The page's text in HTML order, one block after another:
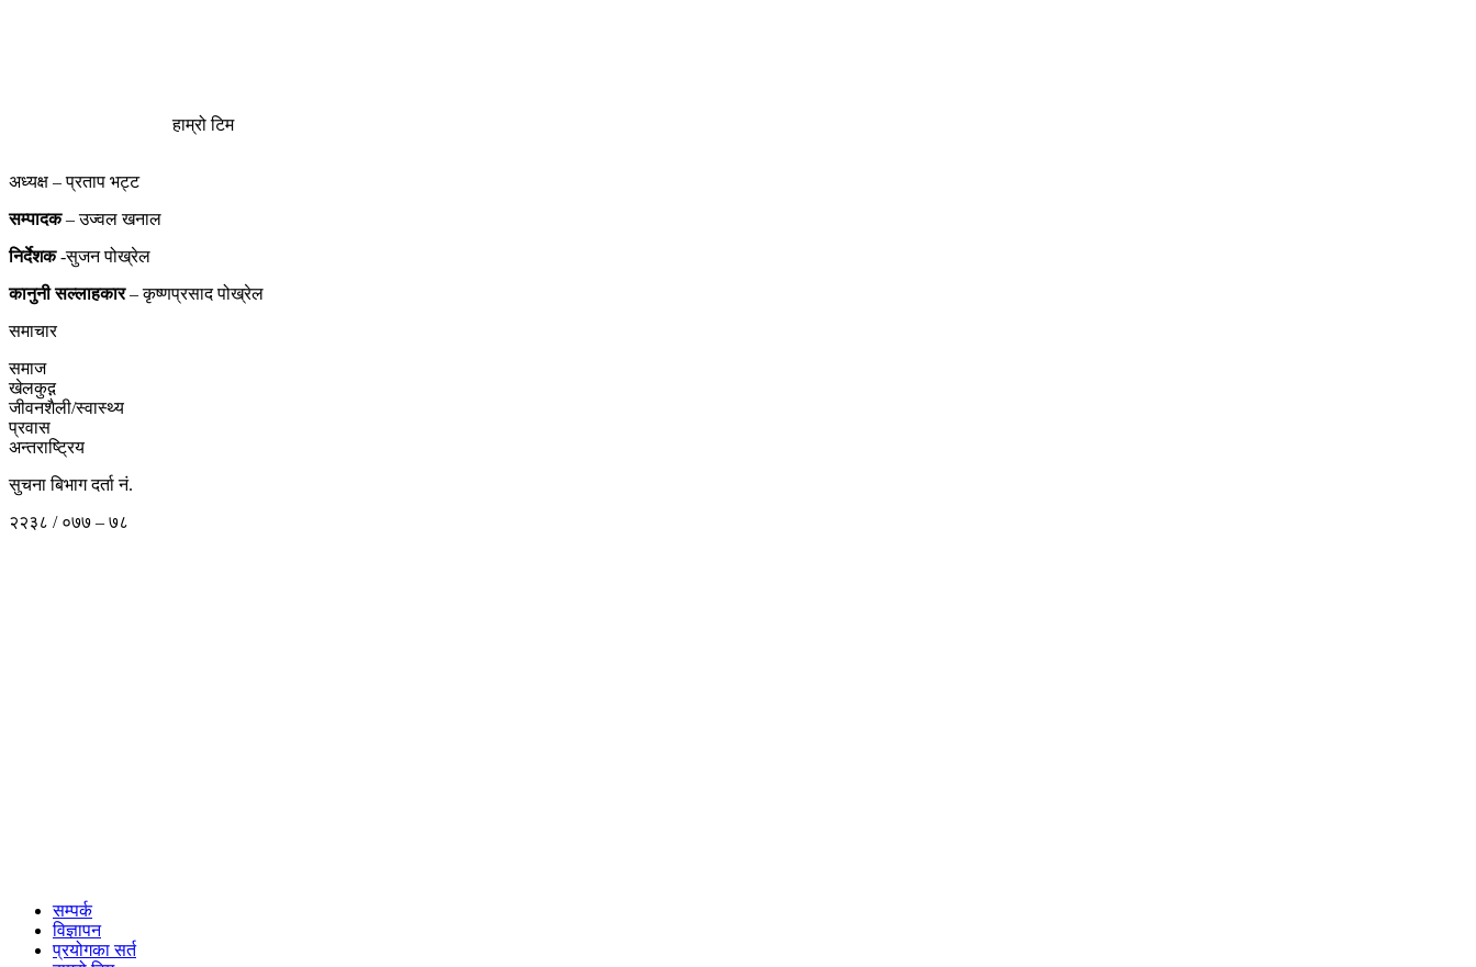
हाम्रो टिम
अध्यक्ष – प्रताप भट्ट
सम्पादक– उज्वल खनाल
निर्देशक-सुजन पोख्रेल
कानुनी सल्लाहकार– कृष्णप्रसाद पोख्रेल
समाचार
समाज
खेलकुद़़
जीवनशैली/स्वास्थ्य
प्रवास
अन्तराष्ट्रिय
सुचना बिभाग दर्ता नं.
२२३८ / ०७७ – ७८
सम्पर्क
विज्ञापन
प्रयोगका सर्त